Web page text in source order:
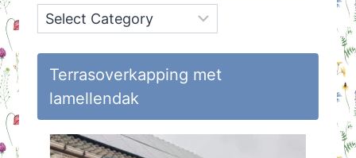
Onderwerpen
op
Huisvlijt
Terrasoverkapping met
lamellendak